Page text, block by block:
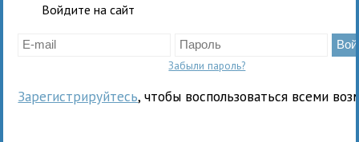
Войдите на сайт
Забыли пароль?
Зарегистрируйтесь, чтобы воспользоваться всеми